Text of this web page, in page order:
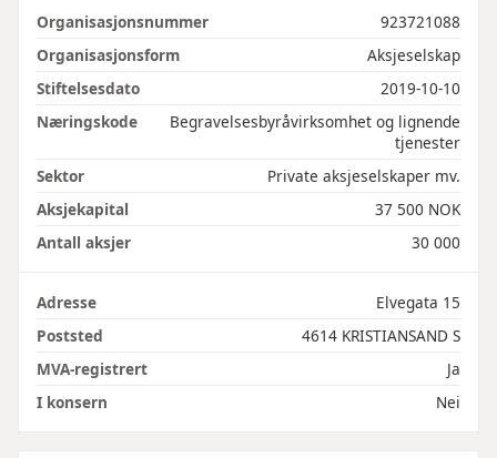
Organisasjonsnummer
923721088
Organisasjonsform
Aksjeselskap
Stiftelsesdato
2019-10-10
Næringskode
Begravelsesbyråvirksomhet og lignende
tjenester
Sektor
Private aksjeselskaper mv.
Aksjekapital
37 500 NOK
Antall aksjer
30 000
Adresse
Elvegata 15
Poststed
4614 KRISTIANSAND S
MVA-registrert
Ja
I konsern
Nei